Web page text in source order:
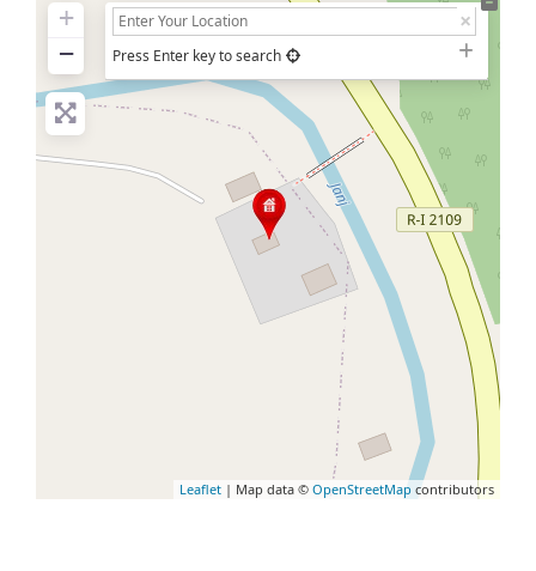
+
−
Press Enter key to search
Leaflet | Map data © OpenStreetMap contributors